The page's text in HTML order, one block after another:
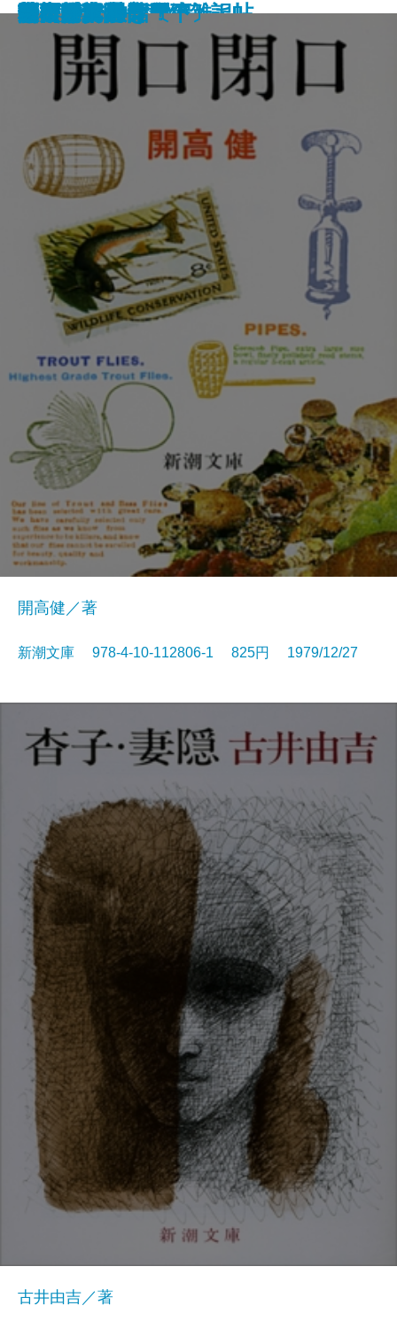
歴史と視点―私の雑記帖―
鬼怒川
食卓の情景
すばらしい数学者たち
道ありき―青春編―
鍵のかかる部屋
一人ならじ
燃えつきた地図
にぎやかな部屋
砂の城
開口閉口
開高健／著
新潮文庫 978-4-10-112806-1 825円 1979/12/27
杳子・妻隠
古井由吉／著
朝ごはんぬき？
渦
陸奥爆沈
毎日が日曜日
梅雨将軍信長
ギリシア神話〔下〕
芝桜〔上〕
芝桜〔下〕